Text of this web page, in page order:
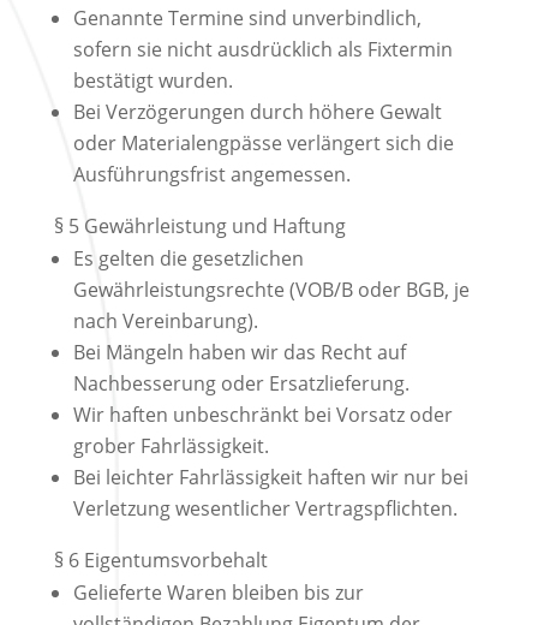
Genannte Termine sind unverbindlich,
sofern sie nicht ausdrücklich als Fixtermin
bestätigt wurden.
Bei Verzögerungen durch höhere Gewalt
oder Materialengpässe verlängert sich die
Ausführungsfrist angemessen.
§ 5 Gewährleistung und Haftung
Es gelten die gesetzlichen
Gewährleistungsrechte (VOB/B oder BGB, je
nach Vereinbarung).
Bei Mängeln haben wir das Recht auf
Nachbesserung oder Ersatzlieferung.
Wir haften unbeschränkt bei Vorsatz oder
grober Fahrlässigkeit.
Bei leichter Fahrlässigkeit haften wir nur bei
Verletzung wesentlicher Vertragspflichten.
§ 6 Eigentumsvorbehalt
Gelieferte Waren bleiben bis zur